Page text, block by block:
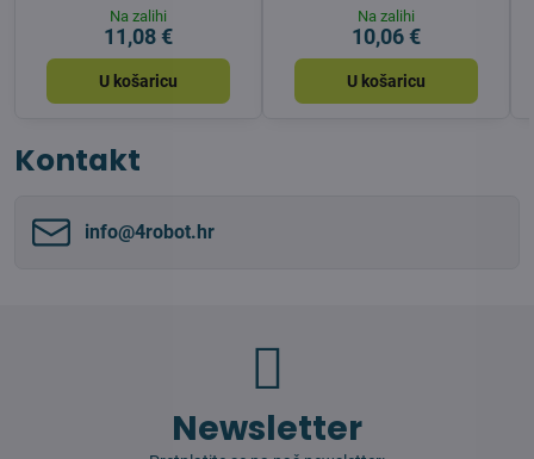
Na zalihi
11,08 €
U košaricu
Na zalihi
10,06 €
U košaricu
Kontakt
info​@4robot​.hr
Newsletter